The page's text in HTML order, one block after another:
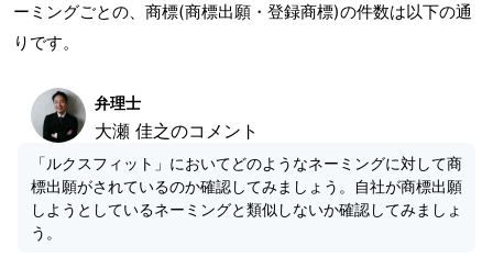
ーミングごとの、商標(商標出願・登録商標)の件数は以下の通
りです。
弁理士
大瀬 佳之のコメント
「ルクスフィット」においてどのようなネーミングに対して商
標出願がされているのか確認してみましょう。自社が商標出願
しようとしているネーミングと類似しないか確認してみましょ
う。